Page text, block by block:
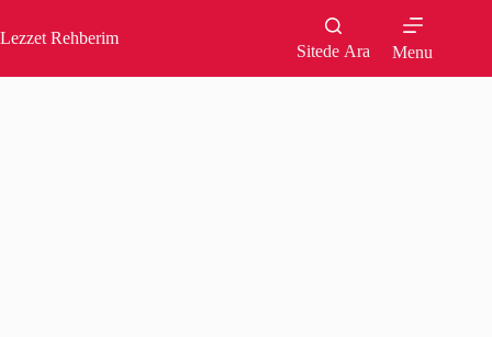
to
content
Lezzet Rehberim
Sitede Ara Menu